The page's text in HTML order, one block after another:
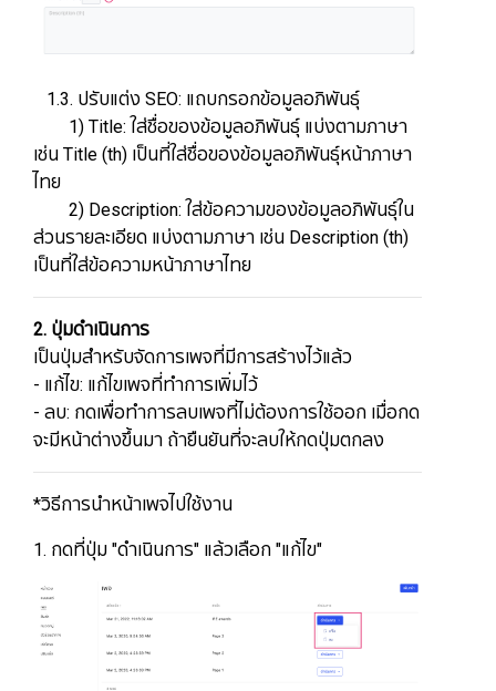
​​​​​​​​ 1.3. ปรับแต่ง SEO: แถบกรอกข้อมูลอภิพันธุ์
1) Title: ใส่ชื่อของข้อมูลอภิพันธุ์ แบ่งตามภาษา
เช่น Title (th) เป็นที่ใส่ชื่อของข้อมูลอภิพันธุ์หน้าภาษา
ไทย
2) Description: ใส่ข้อความของข้อมูลอภิพันธุ์ใน
ส่วนรายละเอียด แบ่งตามภาษา เช่น Description (th)
เป็นที่ใส่ข้อความหน้าภาษาไทย​​​​​​​​​​​​​​​​​​​​​​​​​​​
​​​​​​​​​​​​​​2. ปุ่มดำเนินการ
เป็นปุ่มสำหรับจัดการเพจที่มีการสร้างไว้แล้ว
​​​​​​​- แก้ไข: แก้ไขเพจที่ทำการเพิ่มไว้
​​​​​​​- ลบ: ​​​​​​​กดเพื่อทำการลบเพจที่ไม่ต้องการใช้ออก เมื่อกด
จะมีหน้าต่างขึ้นมา ถ้ายืนยันที่จะลบให้กดปุ่มตกลง
*วิธีการนำหน้าเพจไปใช้งาน​​​​​​​
1. กดที่ปุ่ม "ดำเนินการ" แล้วเลือก "แก้ไข"